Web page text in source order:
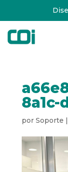
8a1c-
por Soporte |